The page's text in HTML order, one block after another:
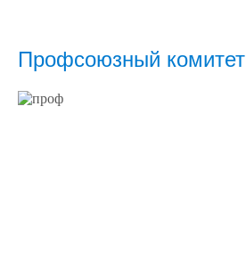
Профсоюзный комитет